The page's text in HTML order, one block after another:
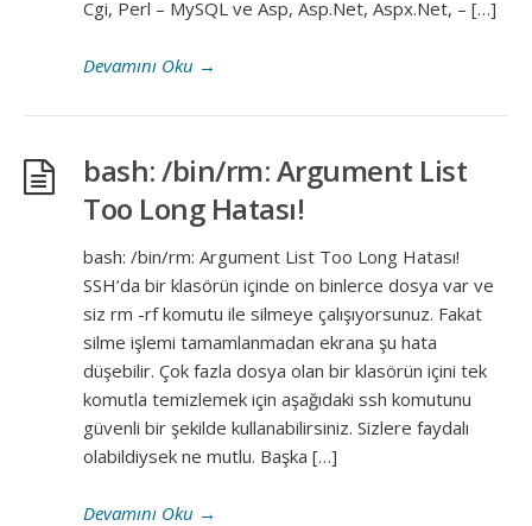
Cgi, Perl – MySQL ve Asp, Asp.Net, Aspx.Net, – […]
Devamını Oku →
bash: /bin/rm: Argument List
Too Long Hatası!
bash: /bin/rm: Argument List Too Long Hatası!
SSH’da bir klasörün içinde on binlerce dosya var ve
siz rm -rf komutu ile silmeye çalışıyorsunuz. Fakat
silme işlemi tamamlanmadan ekrana şu hata
düşebilir. Çok fazla dosya olan bir klasörün içini tek
komutla temizlemek için aşağıdaki ssh komutunu
güvenli bir şekilde kullanabilirsiniz. Sizlere faydalı
olabildiysek ne mutlu. Başka […]
Devamını Oku →